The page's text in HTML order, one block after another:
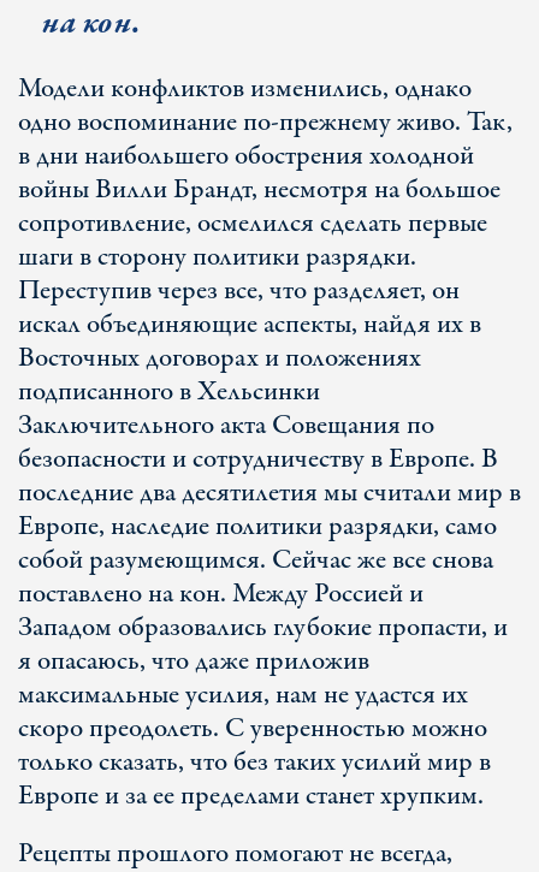
на кон.
Модели конфликтов изменились, однако
одно воспоминание по-прежнему живо. Так,
в дни наибольшего обострения холодной
войны Вилли Брандт, несмотря на большое
сопротивление, осмелился сделать первые
шаги в сторону политики разрядки.
Переступив через все, что разделяет, он
искал объединяющие аспекты, найдя их в
Восточных договорах и положениях
подписанного в Хельсинки
Заключительного акта Совещания по
безопасности и сотрудничеству в Европе. В
последние два десятилетия мы считали мир в
Европе, наследие политики разрядки, само
собой разумеющимся. Сейчас же все снова
поставлено на кон. Между Россией и
Западом образовались глубокие пропасти, и
я опасаюсь, что даже приложив
максимальные усилия, нам не удастся их
скоро преодолеть. С уверенностью можно
только сказать, что без таких усилий мир в
Европе и за ее пределами станет хрупким.
Рецепты прошлого помогают не всегда,